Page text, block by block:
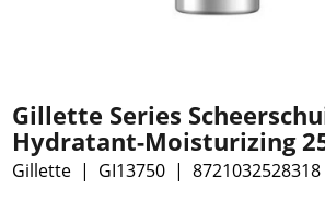
Gillette Series
Hydratant-Moisturizing
Gillette GI13750
8721032528318